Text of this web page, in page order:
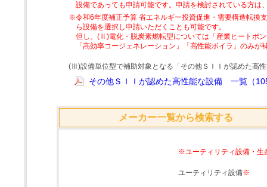
設備であっても申請可能です。申請を検討されている方は
※令和6年度補正予算 省エネルギー投資促進・需要構造転
ら設備を選択し申請いただくことも可能です。
但し、(Ⅱ)電化・脱炭素燃転型については「産業ヒートポ
「高効率コージェネレーション」「高性能ボイラ」のみが
(Ⅲ)設備単位型で補助対象となる「その他ＳＩＩが認めた高
その他ＳＩＩが認めた高性能な設備 一覧（
メーカー一覧から検索する
※ユーティリティ設備・生
ユーティリティ設備※